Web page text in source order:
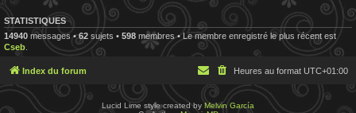
STATISTIQUES
14940 messages •62 sujets • 598 membres • Le membre enregistré le plus récent est
Cseb
Index du forum Heures au format UTC+01:00
Lucid Lime style created by Melvin García